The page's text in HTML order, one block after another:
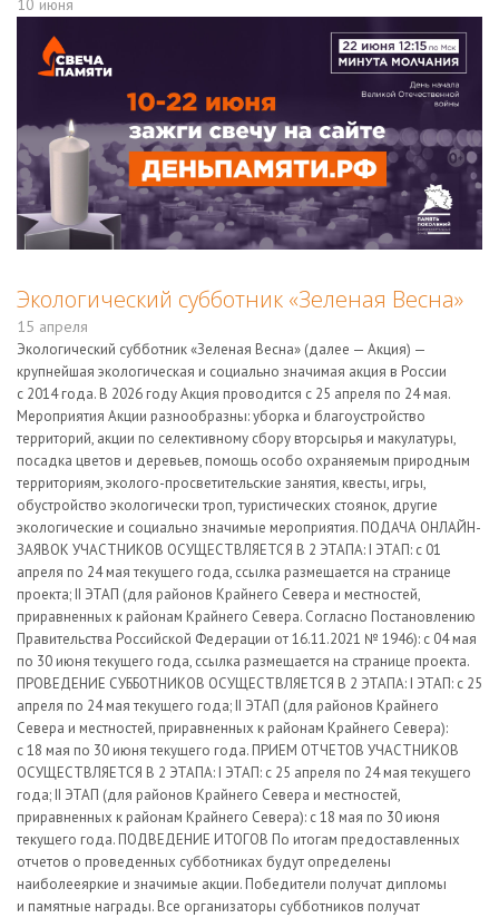
10 июня
Экологический субботник «Зеленая Весна»
15 апреля
Экологический субботник «Зеленая Весна» (далее — Акция) —
крупнейшая экологическая и социально значимая акция в России
с 2014 года. В 2026 году Акция проводится с 25 апреля по 24 мая.
Мероприятия Акции разнообразны: уборка и благоустройство
территорий, акции по селективному сбору вторсырья и макулатуры,
посадка цветов и деревьев, помощь особо охраняемым природным
территориям, эколого-просветительские занятия, квесты, игры,
обустройство экологически троп, туристических стоянок, другие
экологические и социально значимые мероприятия. ПОДАЧА ОНЛАЙН-
ЗАЯВОК УЧАСТНИКОВ ОСУЩЕСТВЛЯЕТСЯ В 2 ЭТАПА: I ЭТАП: с 01
апреля по 24 мая текущего года, ссылка размещается на странице
проекта; II ЭТАП (для районов Крайнего Севера и местностей,
приравненных к районам Крайнего Севера. Согласно Постановлению
Правительства Российской Федерации от 16.11.2021 № 1946): с 04 мая
по 30 июня текущего года, ссылка размещается на странице проекта.
ПРОВЕДЕНИЕ СУББОТНИКОВ ОСУЩЕСТВЛЯЕТСЯ В 2 ЭТАПА: I ЭТАП: с 25
апреля по 24 мая текущего года; II ЭТАП (для районов Крайнего
Севера и местностей, приравненных к районам Крайнего Севера):
с 18 мая по 30 июня текущего года. ПРИЕМ ОТЧЕТОВ УЧАСТНИКОВ
ОСУЩЕСТВЛЯЕТСЯ В 2 ЭТАПА: I ЭТАП: с 25 апреля по 24 мая текущего
года; II ЭТАП (для районов Крайнего Севера и местностей,
приравненных к районам Крайнего Севера): с 18 мая по 30 июня
текущего года. ПОДВЕДЕНИЕ ИТОГОВ По итогам предоставленных
отчетов о проведенных субботниках будут определены
наиболееяркие и значимые акции. Победители получат дипломы
и памятные награды. Все организаторы субботников получат